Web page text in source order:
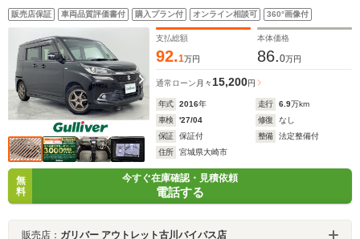
サポート/全方位カメラ/片側電動ドア/純正8型ナビ/ワンセ
グ/シートヒーター/ステアリングスイッチ/ロールサンシェ
ード/LEDヘッドライト/アイドリングストップ/横滑り防
止/純正フロアマット/
販売店保証 車両品質評価書付 購入プラン付 オンライン相談可 360°画像付
支払総額
92.1万円
本体価格
86.0万円
通常ローン 月々 15,200円
年式 2016年 走行 6.9万km
車検
'27/04 修復
なし
保証
保証付 整備
法定整備付
住所
宮城県大崎市
無
料
今すぐ在庫確認・見積依頼
電話する
販売店： ガリバー アウトレット古川バイパス店